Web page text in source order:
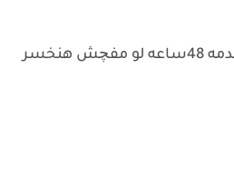
— فهد دخل في غيبوبة قدمه 48ساعه لو مفچش هنخسر